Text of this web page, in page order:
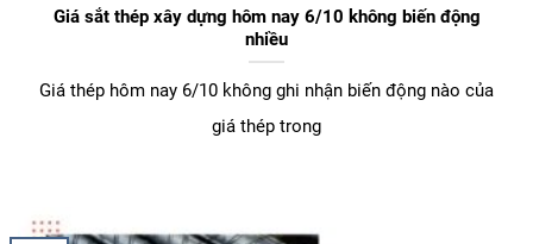
Giá sắt thép xây dựng hôm nay 6/10 không biến động
nhiều
Giá thép hôm nay 6/10 không ghi nhận biến động nào của
giá thép trong